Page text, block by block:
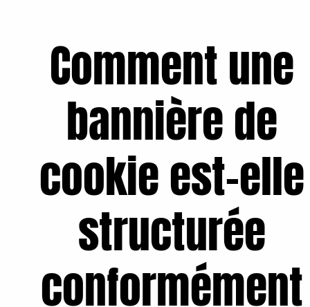
Comment une
bannière de
cookie est-elle
structurée
conformément